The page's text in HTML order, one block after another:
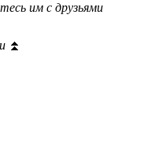
им с друзьями
⏫